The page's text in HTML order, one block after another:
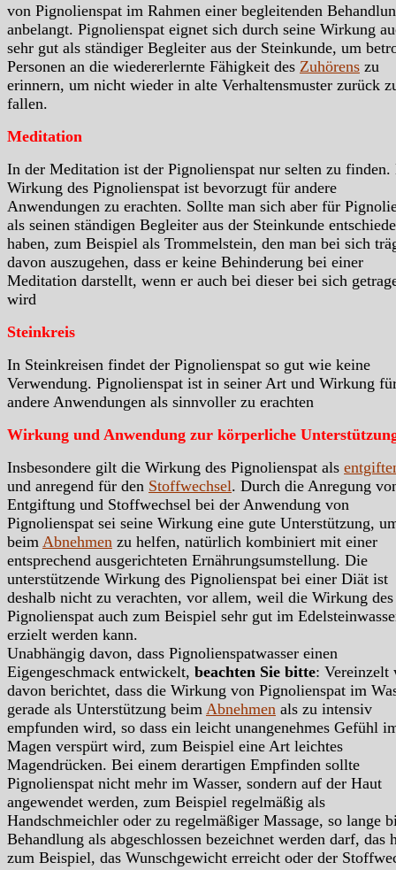
von Pignolienspat im Rahmen einer begleitenden
anbelangt. Pignolienspat eignet sich durch seine Wirkung
sehr gut als ständiger Begleiter aus der Steinkunde, um
Personen an die wiedererlernte Fähigkeit des Zuhörens zu
erinnern, um nicht wieder in alte Verhaltensmuster zurück
fallen.
Meditation
In der Meditation ist der Pignolienspat nur selten zu finden.
Wirkung des Pignolienspat ist bevorzugt für andere
Anwendungen zu erachten. Sollte man sich aber für
als seinen ständigen Begleiter aus der Steinkunde
haben, zum Beispiel als Trommelstein, den man bei sich
davon auszugehen, dass er keine Behinderung bei einer
Meditation darstellt, wenn er auch bei dieser bei sich
wird
Steinkreis
In Steinkreisen findet der Pignolienspat so gut wie keine
Verwendung. Pignolienspat ist in seiner Art und Wirkung
andere Anwendungen als sinnvoller zu erachten
Wirkung und Anwendung zur körperliche
Insbesondere gilt die Wirkung des Pignolienspat als
und anregend für den Stoffwechsel. Durch die Anregung
Entgiftung und Stoffwechsel bei der Anwendung von
Pignolienspat sei seine Wirkung eine gute Unterstützung,
beim Abnehmen zu helfen, natürlich kombiniert mit einer
entsprechend ausgerichteten Ernährungsumstellung. Die
unterstützende Wirkung des Pignolienspat bei einer Diät ist
deshalb nicht zu verachten, vor allem, weil die Wirkung des
Pignolienspat auch zum Beispiel sehr gut im
erzielt werden kann.
Unabhängig davon, dass Pignolienspatwasser einen
Eigengeschmack entwickelt, beachten Sie bitte: Vereinzelt
davon berichtet, dass die Wirkung von Pignolienspat im
gerade als Unterstützung beim Abnehmen als zu intensiv
empfunden wird, so dass ein leicht unangenehmes Gefühl
Magen verspürt wird, zum Beispiel eine Art leichtes
Magendrücken. Bei einem derartigen Empfinden sollte
Pignolienspat nicht mehr im Wasser, sondern auf der Haut
angewendet werden, zum Beispiel regelmäßig als
Handschmeichler oder zu regelmäßiger Massage, so lange
Behandlung als abgeschlossen bezeichnet werden darf, das
zum Beispiel, das Wunschgewicht erreicht oder der